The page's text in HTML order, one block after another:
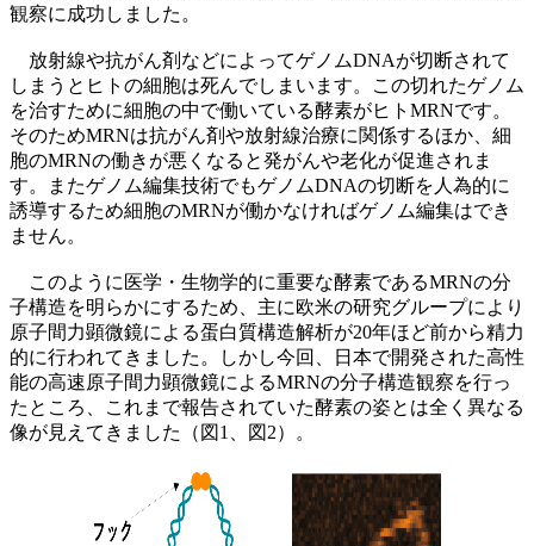
観察に成功しました。
放射線や抗がん剤などによってゲノムDNAが切断されて
しまうとヒトの細胞は死んでしまいます。この切れたゲノム
を治すために細胞の中で働いている酵素がヒトMRNです。
そのためMRNは抗がん剤や放射線治療に関係するほか、細
胞のMRNの働きが悪くなると発がんや老化が促進されま
す。またゲノム編集技術でもゲノムDNAの切断を人為的に
誘導するため細胞のMRNが働かなければゲノム編集はでき
ません。
このように医学・生物学的に重要な酵素であるMRNの分
子構造を明らかにするため、主に欧米の研究グループにより
原子間力顕微鏡による蛋白質構造解析が20年ほど前から精力
的に行われてきました。しかし今回、日本で開発された高性
能の高速原子間力顕微鏡によるMRNの分子構造観察を行っ
たところ、これまで報告されていた酵素の姿とは全く異なる
像が見えてきました（図1、図2）。